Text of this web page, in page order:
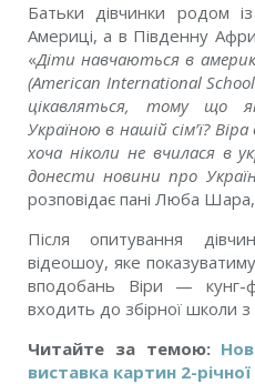
Батьки дівчинки родом
Америці, а в Південну
«Діти навчаються в
(American International
цікавляться, тому що
Україною в нашій сім’ї?
хоча ніколи не вчилася в
донести новини про
розповідає пані Люба
Після опитування
відеошоу, яке
вподобань Віри — кунг-
входить до збірної школи з
Читайте за темою:
виставка картин 2-